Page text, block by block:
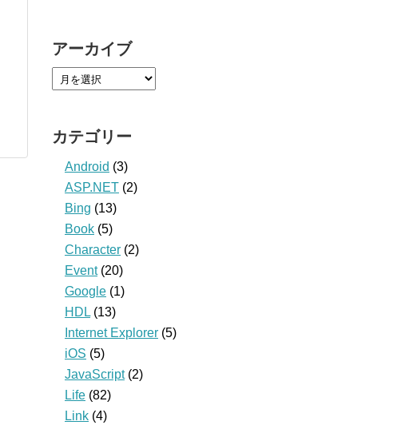
アーカイブ
カテゴリー
Android (3)
ASP.NET (2)
Bing (13)
Book (5)
Character (2)
Event(20)
Google (1)
HDL (13)
Internet Explorer (5)
iOS (5)
JavaScript(2)
Life (82)
Link (4)